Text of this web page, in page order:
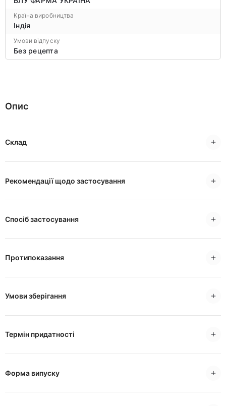
Країна виробництва
Індія
Умови відпуску
Без рецепта
Опис
Склад
Рекомендації щодо застосування
Спосіб застосування
Протипоказання
Умови зберігання
Термін придатності
Форма випуску